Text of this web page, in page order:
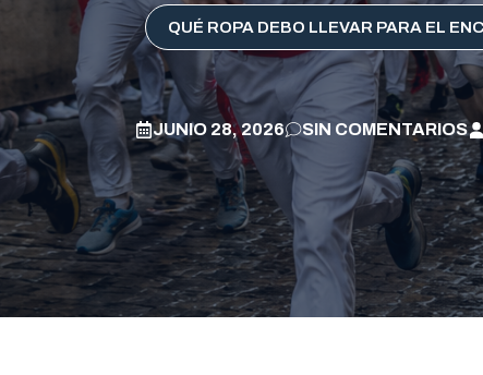
QUÉ ROPA DEBO LLEVAR PARA EL
JUNIO 28, 2026 SIN COMENTARIOS